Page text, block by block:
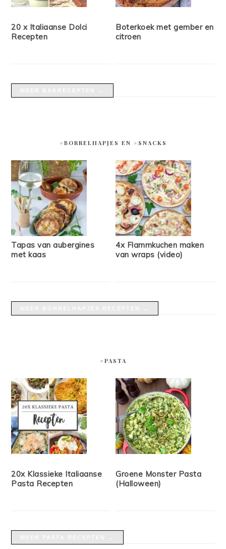
20 x Italiaanse Dolci
Recepten
Boterkoek met gember en
citroen
#BORRELHAPJES EN #SNACKS
Tapas van aubergines
met kaas
4x Flammkuchen maken
van wraps (video)
#PASTA
20x Klassieke Italiaanse
Pasta Recepten
Groene Monster Pasta
(Halloween)